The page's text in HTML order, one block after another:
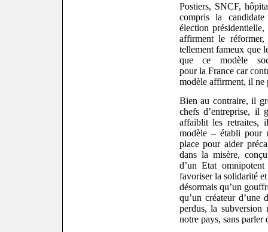
Postiers, SNCF,
compris la
élection
affirment le
tellement fameux que
que ce modèle
pourla France car
modèle affirment, il
Bien au contraire, il
chefs d’entreprise, il
affaiblit les
modèle – établi pour
place pour aider
dans la misère,
d’un Etat
favoriser la solidarité
désormais qu’un
qu’un créateur d’une
perdus, la subversion
notre pays, sans